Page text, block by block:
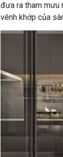
đưa ra tham mưu
vênh khớp của